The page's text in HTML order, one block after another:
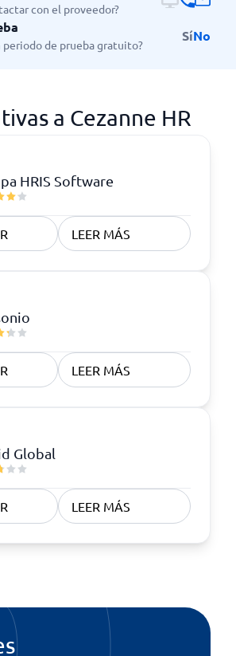
con el proveedor?
periodo de prueba gratuito?
SíNo
a Cezanne HR
HRIS Software
LEER MÁS
LEER MÁS
Global
LEER MÁS